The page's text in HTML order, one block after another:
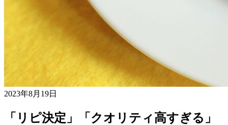
2023年8月19日
「リピ決定」「クオリティ高すぎる」